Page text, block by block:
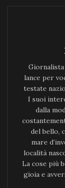
lance per
testate
I suoi
dalla
del bello,
mare
località
La cose più
gioia e